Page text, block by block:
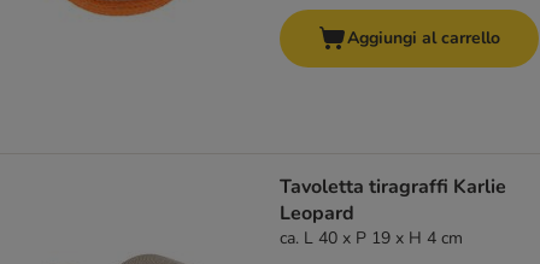
Aggiungi al carrello
Tavoletta tiragraffi Karlie
Leopard
ca. L 40 x P 19 x H 4 cm